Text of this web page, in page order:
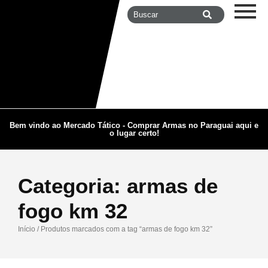
Bem vindo ao Mercado Tático - Comprar Armas no Paraguai aqui e
o lugar certo!
Categoria: armas de
fogo km 32
Início / Produtos marcados com a tag “armas de fogo km 32”